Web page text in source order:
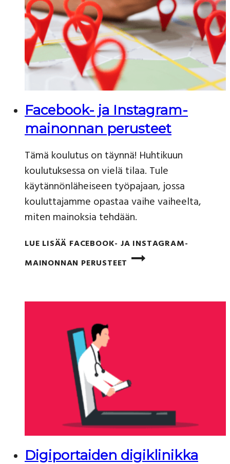
Facebook- ja Instagram-
mainonnan perusteet
Tämä koulutus on täynnä! Huhtikuun
koulutuksessa on vielä tilaa. Tule
käytännönläheiseen työpajaan, jossa
kouluttajamme opastaa vaihe vaiheelta,
miten mainoksia tehdään.
LUE LISÄÄ FACEBOOK- JA INSTAGRAM-
MAINONNAN PERUSTEET
Digiportaiden digiklinikka